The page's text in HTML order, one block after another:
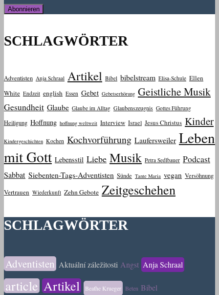
SCHLAGWÖRTER
Adventisten Anja Schraal Artikel Bibel bibelstream Elisa-Schule Ellen
White Endzeit english Essen Gebet Gebetserhörung Geistliche Musik
Gesundheit Glaube Glaube im Alltag Glaubenszeugnis Gottes Führung
Heiligung Hoffnung hoffnung weltweit Interview Israel Jesus Christus Kinder
Kindergeschichten Kochen Kochvorführung Laufersweiler Leben
mit Gott Lebensstil Liebe Musik Petra Sedlbauer Podcast
Sabbat Siebenten-Tags-Adventisten Sünde Tante Maria vegan Versöhnung
Vertrauen Wiederkunft Zehn Gebote Zeitgeschehen
SCHLAGWÖRTER
Adventisten Aktuální záležitosti Angst Anja Schraal
article Artikel Beathe Krueger Beten Bibel